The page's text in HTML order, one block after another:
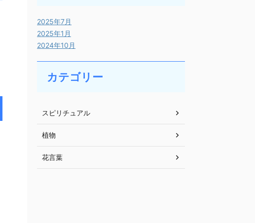
2025年7月
2025年1月
2024年10月
カテゴリー
スピリチュアル
植物
花言葉